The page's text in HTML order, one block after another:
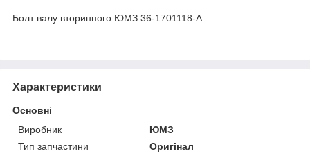
Болт валу вторинного ЮМЗ 36-1701118-А
Характеристики
Основні
Виробник
ЮМЗ
Тип запчастини
Оригінал